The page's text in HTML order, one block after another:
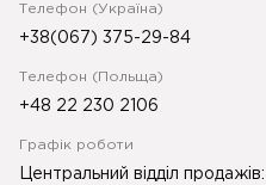
Телефон (Україна)
+38(067) 375-29-84
Телефон (Польща)
+48 22 230 2106
Графік роботи
Центральний відділ продажів: